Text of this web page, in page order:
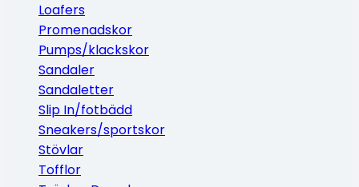
Loafers
Promenadskor
Pumps/klackskor
Sandaler
Sandaletter
Slip In/fotbädd
Sneakers/sportskor
Stövlar
Tofflor